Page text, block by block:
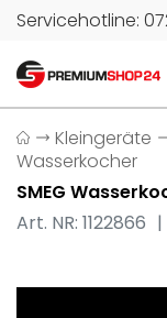
Servicehotline:
Kleingeräte
Wasserkocher
SMEG
Art. NR: 1122866